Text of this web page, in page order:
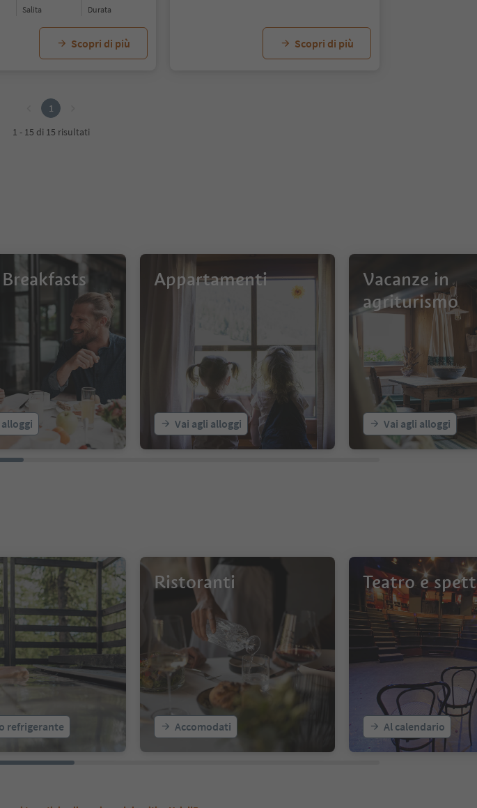
Salita durata
Scopri di più Scopri di più
1
1 - 15 di 15 risultati
Appartamenti
Vai agli alloggi
Vacanze in
agriturismo
Vai agli alloggi
refrigerante
Ristoranti
Accomodati
Teatro e
Al calendario